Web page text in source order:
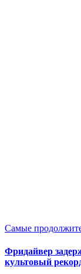
Опубликовано
Самые
Фридайвер
культовый